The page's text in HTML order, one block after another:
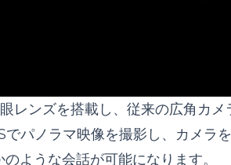
レンズを搭載し、従来の広角カ
パノラマ映像を撮影し、カメラ
ような会話が可能になります。